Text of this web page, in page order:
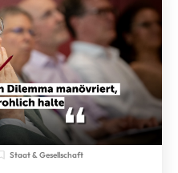
Staat & Gesellschaft